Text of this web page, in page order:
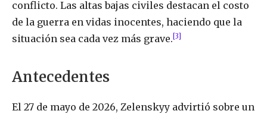
conflicto. Las altas bajas civiles destacan el costo
de la guerra en vidas inocentes, haciendo que la
situación sea cada vez más grave. [3]
Antecedentes
El 27 de mayo de 2026, Zelenskyy advirtió sobre un